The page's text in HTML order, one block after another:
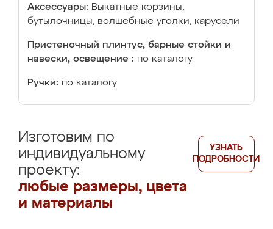
Аксессуары: Выкатные корзины,
бутылочницы, волшебные уголки, карусели
Пристеночный плинтус, барные стойки и
навески, освещение : по каталогу
Ручки: по каталогу
Изготовим по
индивидуальному
проекту:
любые размеры, цвета
и материалы
УЗНАТЬ
ПОДРОБНОСТИ